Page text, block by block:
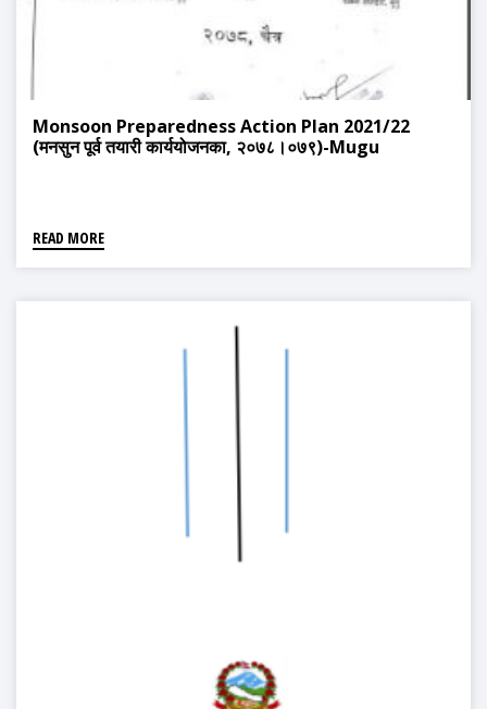
Monsoon Preparedness Action Plan 2021/22
(मनसुन पूर्व तयारी कार्ययोजनका, २०७८।०७९)-Mugu
READ MORE